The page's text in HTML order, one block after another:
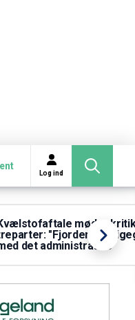
Log ind
møder
"Fjordene er
det administrative"